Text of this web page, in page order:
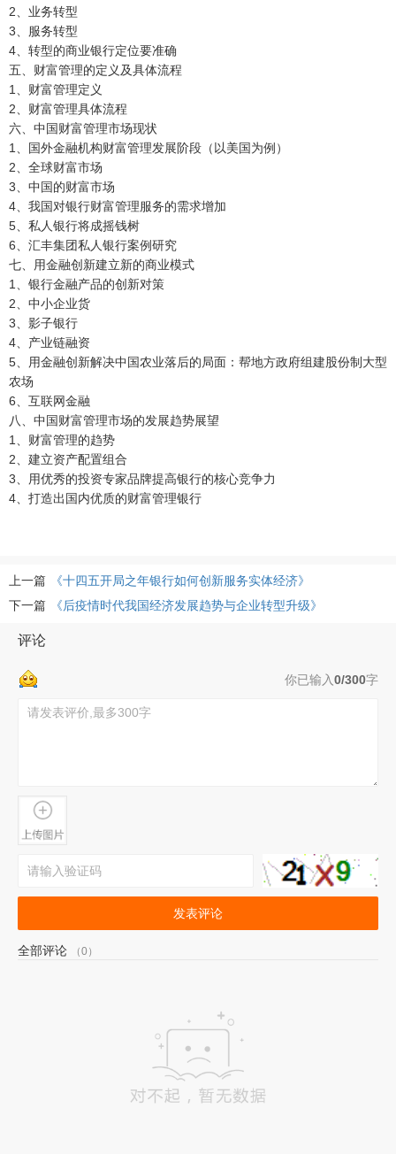
2、业务转型
3、服务转型
4、转型的商业银行定位要准确
五、财富管理的定义及具体流程
1、财富管理定义
2、财富管理具体流程
六、中国财富管理市场现状
1、国外金融机构财富管理发展阶段（以美国为例）
2、全球财富市场
3、中国的财富市场
4、我国对银行财富管理服务的需求增加
5、私人银行将成摇钱树
6、汇丰集团私人银行案例研究
七、用金融创新建立新的商业模式
1、银行金融产品的创新对策
2、中小企业货
3、影子银行
4、产业链融资
5、用金融创新解决中国农业落后的局面：帮地方政府组建股份制大型
农场
6、互联网金融
八、中国财富管理市场的发展趋势展望
1、财富管理的趋势
2、建立资产配置组合
3、用优秀的投资专家品牌提高银行的核心竞争力
4、打造出国内优质的财富管理银行
上一篇
《十四五开局之年银行如何创新服务实体经济》
下一篇
《后疫情时代我国经济发展趋势与企业转型升级》
评论
你已输入0/300字
发表评论
全部评论 （0）